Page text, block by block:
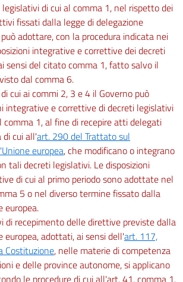
di cui al comma 1, nel rispetto dei
fissati dalla legge di delegazione
adottare, con la procedura indicata nei
integrative e correttive dei decreti
sensi del citato comma 1, fatto salvo il
dal comma 6.
cui ai commi 2, 3 e 4 il Governo può
integrative e correttive di decreti legislativi
comma 1, al fine di recepire atti delegati
cui all'art. 290 del Trattato sul
europea, che modificano o integrano
tali decreti legislativi. Le disposizioni
di cui al primo periodo sono adottate nel
5 o nel diverso termine fissato dalla
europea.
di recepimento delle direttive previste dalla
europea, adottati, ai sensi dell'art. 117,
Costituzione, nelle materie di competenza
e delle province autonome, si applicano
le procedure di cui all'art. 41, comma 1.